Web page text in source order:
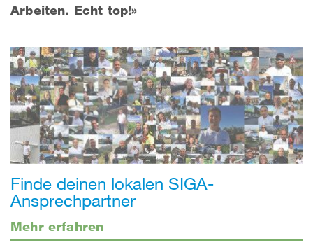
Arbeiten. Echt top!»
Finde deinen lokalen SIGA-
Ansprechpartner
Mehr erfahren